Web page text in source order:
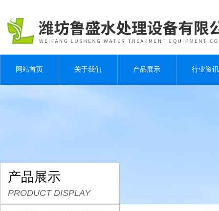
网站首页 关于我们 产品展示 行业资讯
产品展示
PRODUCT DISPLAY